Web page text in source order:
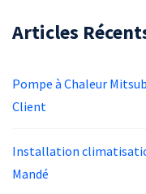
Articles
Pompe à Chaleur
Client
Installation
Mandé